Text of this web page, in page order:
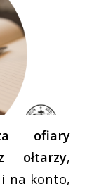
ofiary
ołtarzy,
na konto,